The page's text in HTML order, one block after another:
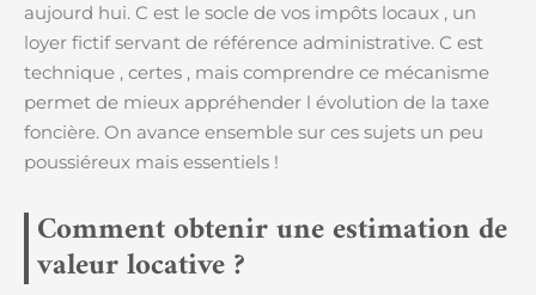
aujourd hui. C est le socle de vos impôts locaux , un
loyer fictif servant de référence administrative. C est
technique , certes , mais comprendre ce mécanisme
permet de mieux appréhender l évolution de la taxe
foncière. On avance ensemble sur ces sujets un peu
poussiéreux mais essentiels !
Comment obtenir une estimation de
valeur locative ?